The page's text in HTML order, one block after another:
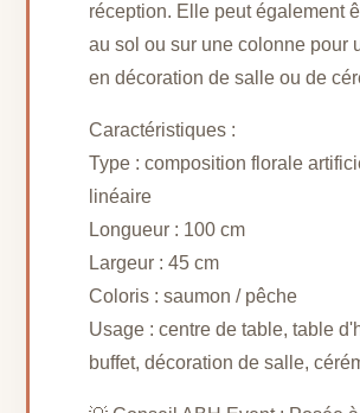
réception. Elle peut également
au sol ou sur une colonne pour
en décoration de salle ou de
Caractéristiques :
Type : composition florale
linéaire
Longueur : 100 cm
Largeur : 45 cm
Coloris : saumon / pêche
Usage : centre de table, table
buffet, décoration de salle,